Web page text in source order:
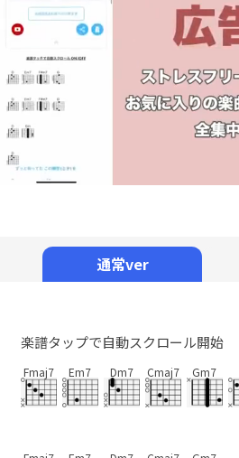
通常ver
楽譜タップで自動スクロール開始
Fmaj7 Em7 Dm7 Cmaj7 Gm7